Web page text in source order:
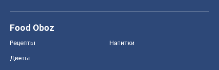
Food Oboz
Рецепты Напитки
Диеты